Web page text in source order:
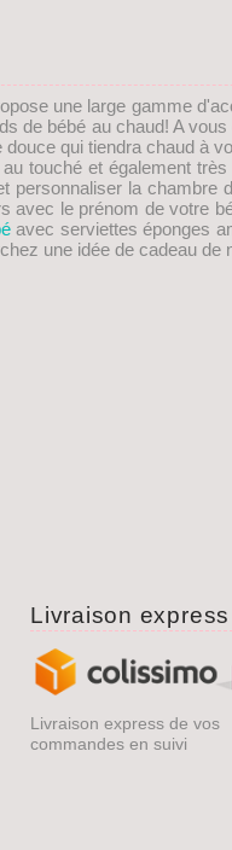
une large gamme
de bébé au chaud! A
qui tiendra chaud à
touché et également
personnaliser la chambre
avec le prénom de votre
avec serviettes éponges
une idée de cadeau de
Livraison express
Livraison express de vos
commandes en suivi